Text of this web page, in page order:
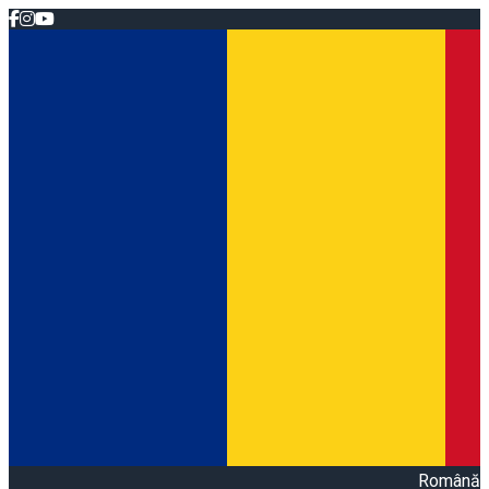
Română